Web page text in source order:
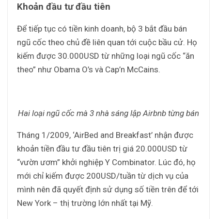
Khoản đầu tư đầu tiên
Để tiếp tục có tiền kinh doanh, bộ 3 bắt đầu bán
ngũ cốc theo chủ đề liên quan tới cuộc bầu cử. Họ
kiếm được 30.000USD từ những loại ngũ cốc “ăn
theo” như Obama O’s và Cap’n McCains.
Hai loại ngũ cốc mà 3 nhà sáng lập Airbnb từng bán
Tháng 1/2009, ‘AirBed and Breakfast’ nhận được
khoản tiền đầu tư đầu tiên trị giá 20.000USD từ
“vườn ươm” khởi nghiệp Y Combinator. Lúc đó, họ
mới chỉ kiếm được 200USD/tuần từ dịch vụ của
mình nên đã quyết định sử dụng số tiền trên để tới
New York – thị trường lớn nhất tại Mỹ.